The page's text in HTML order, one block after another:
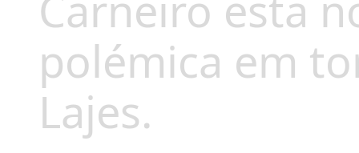
polémica em
Lajes.